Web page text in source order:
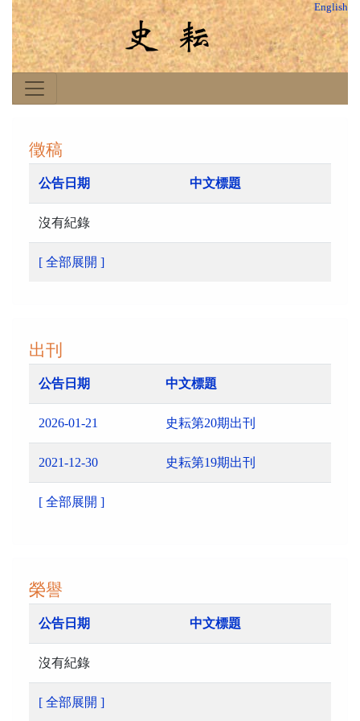
English
徵稿
公告日期 中文標題
沒有紀錄
[ 全部展開 ]
出刊
公告日期 中文標題
2026-01-21 史耘第20期出刊
2021-12-30 史耘第19期出刊
[ 全部展開 ]
榮譽
公告日期 中文標題
沒有紀錄
[ 全部展開 ]